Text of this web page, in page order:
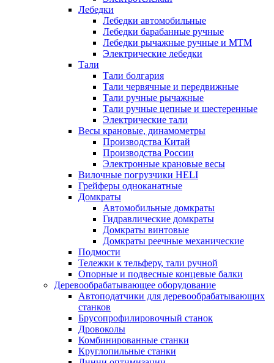
Лебедки
Лебедки автомобильные
Лебедки барабанные ручные
Лебедки рычажные ручные и МТМ
Электрические лебедки
Тали
Тали болгария
Тали червячные и передвижные
Тали ручные рычажные
Тали ручные цепные и шестеренные
Электрические тали
Весы крановые, динамометры
Производства Китай
Производства России
Электронные крановые весы
Вилочные погрузчики HELI
Грейферы одноканатные
Домкраты
Автомобильные домкраты
Гидравлические домкраты
Домкраты винтовые
Домкраты реечные механические
Подмости
Тележки к тельферу, тали ручной
Опорные и подвесные концевые балки
Деревообрабатывающее оборудование
Автоподатчики для деревообрабатывающих
станков
Брусопрофилировочный станок
Дровоколы
Комбинированные станки
Круглопильные станки